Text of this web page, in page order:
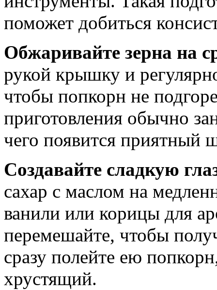
поможет добиться
Обжаривайте зерна на
рукой крышку и
чтобы попкорн не
приготовления обычно
чего появится приятный
Создавайте сладкую
сахар с маслом на
ванили или корицы для
перемешайте, чтобы
сразу полейте ею
хрустящий.